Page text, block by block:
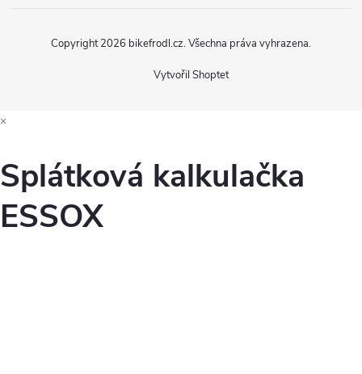
Vytvořil Shoptet
Copyright 2026 bikefrodl.cz. Všechna práva vyhrazena.
×
Splátková kalkulačka
ESSOX